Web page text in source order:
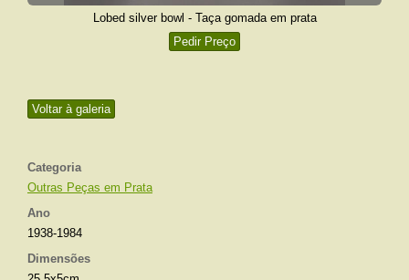
Voltar à galeria
Categoria
Outras Peças em Prata
Ano
1938-1984
Dimensões
Lobed silver bowl - Taça gomada em prata
Pedir Preço